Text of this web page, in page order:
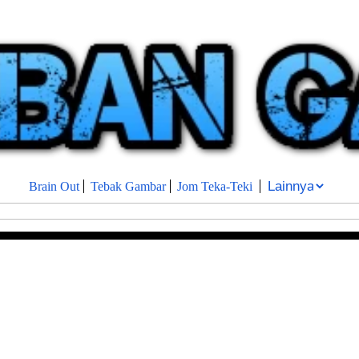
Brain Out Tebak Gambar Jom Teka-Teki